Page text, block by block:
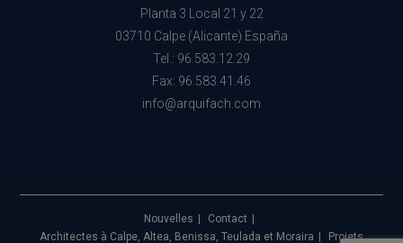
Planta 3 Local 21 y 22
03710 Calpe (Alicante) España
Tel.: 96.583.12.29
Fax: 96.583.41.46
info@arquifach.com
Nouvelles
Contact
Architectes à Calpe, Altea, Benissa, Teulada et Moraira
Projets